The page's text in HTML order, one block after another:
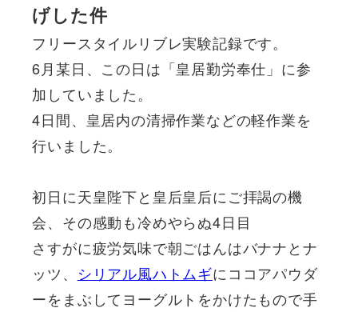
げした件
フリースタイルリブレ実験記録です。
6月某日、この日は「皇居勤労奉仕」に参
加していました。
4日間、皇居内の清掃作業などの軽作業を
行いました。
初日に天皇陛下と皇后皇后にご拝謁の機
会、その感動も冷めやらぬ4日目
さすがに疲労気味で朝ごはんはバナナとナ
ッツ、 シリアル風ハトムギにココアパウダ
ーをまぶしてヨーグルトをかけたもので手